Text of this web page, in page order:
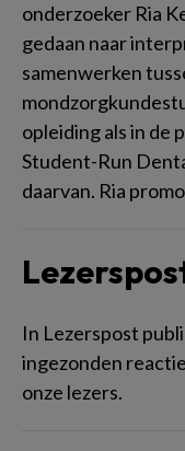
onderzoeker Ria
gedaan naar
samenwerken
opleiding als in de
Student-Run
daarvan. Ria
In Lezerspost
ingezonden
onze lezers.